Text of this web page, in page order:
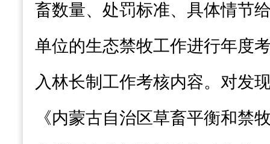
畜数量、处罚标准、具体情节
单位的生态禁牧工作进行年度
入林长制工作考核内容。 对发
《内蒙古自治区草畜平衡和禁